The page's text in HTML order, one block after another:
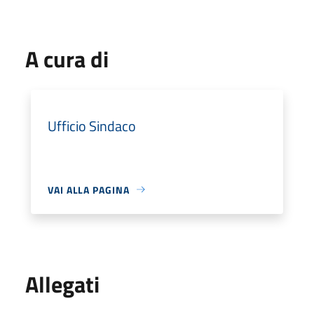
A cura di
Ufficio Sindaco
VAI ALLA PAGINA
Allegati